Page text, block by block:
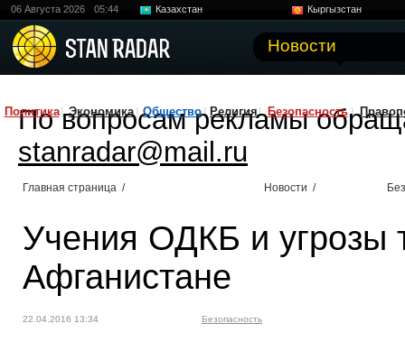
06 Августа 2026 05:44 Казахстан
Кыргызстан
Новости
Политика Экономика Общество Религия Безопасность
По вопросам рекламы
stanradar@mail.ru
Главная страница / Новости /
Учения ОДКБ и угрозы
Афганистане
22.04.2016 13:34 Безопасность